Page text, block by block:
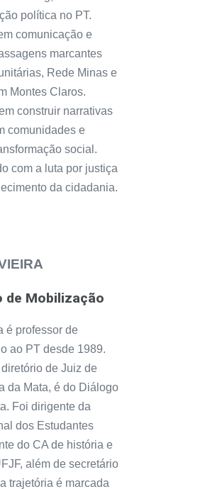
política no PT.
comunicação e
marcantes
Rede Minas e
Montes Claros.
construir narrativas
comunidades e
social.
com a luta por justiça
da cidadania.
de Mobilização
é professor de
ao PT desde 1989.
de Juiz de
da Mata, é do Diálogo
Foi dirigente da
dos Estudantes
do CA de história e
além de secretário
trajetória é marcada